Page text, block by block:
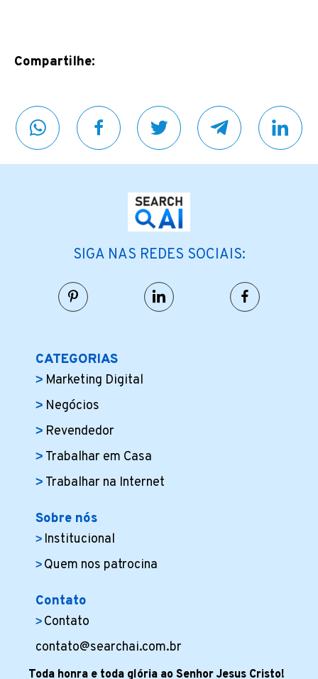
Compartilhe:
SIGA NAS REDES SOCIAIS:
CATEGORIAS
Marketing Digital
Negócios
Revendedor
Trabalhar em Casa
Trabalhar na Internet
Sobre nós
Institucional
Quem nos patrocina
Contato
Contato
contato@searchai.com.br
Toda honra e toda glória ao Senhor Jesus Cristo!